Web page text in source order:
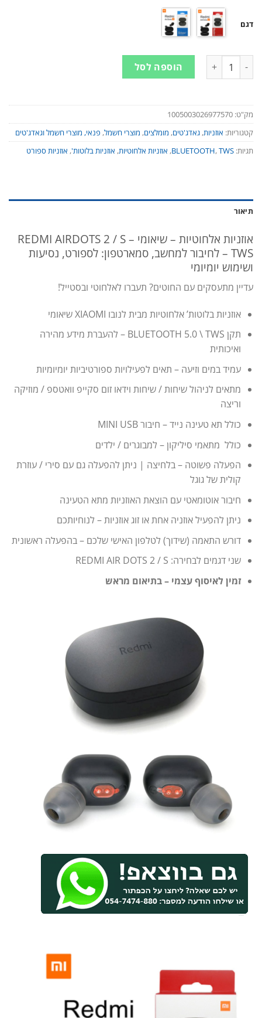
דגם
כמות של אוזניות אלחוטיות - שיאומי REDMI AIRDOTS 2 / S - TWS - לחיבור למחשב, סמארטפון: לספורט, נסיעות ושימוש יומיומי
הוספה לסל
מק"ט: 1005003026977570
קטגוריות: אוזניות, גאדג'טים, מומלצים, מוצרי חשמל, פנאי, מוצרי חשמל וגאדג'טים
תגיות:
BLUETOOTH,TWS
, אוזניות אלחוטיות, אוזניות בלוטות', אוזניות ספורט
תיאור
אוזניות אלחוטיות – שיאומי REDMI AIRDOTS 2 / S –
TWS – לחיבור למחשב, סמארטפון: לספורט, נסיעות
ושימוש יומיומי
עדיין מתעסקים עם החוטים? תעברו לאלחוטי ובסטייל!
אוזניות בלוטות’ אלחוטיות מבית לנובו XIAOMI שיאומי
תקן BLUETOOTH 5.0 \ TWS – להעברת מידע מהירה
ואיכותית
עמיד במים וזיעה – תאים לפעילויות ספורטיביות יומיומיות
מתאים לניהול שיחות / שיחות וידאו זום סקייפ וואטספ / מוזיקה
וריצה
כולל תא טעינה נייד – חיבור MINI USB
כולל מתאמי סיליקון – למבוגרים / ילדים
הפעלה פשוטה – בלחיצה | ניתן להפעלה גם עם סירי / עוזרת
קולית של גוגל
חיבור אוטומאטי עם הוצאת האוזניות מתא הטעינה
ניתן להפעיל אוזניה אחת או זוג אוזניות – לנוחיותכם
דורש התאמה (שידוך) לטלפון האישי שלכם – בהפעלה ראשונית
שני דגמים לבחירה: REDMI AIR DOTS 2 / S
זמין לאיסוף עצמי – בתיאום מראש